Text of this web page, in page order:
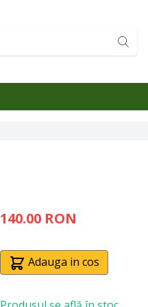
140.00 RON
Adauga in cos